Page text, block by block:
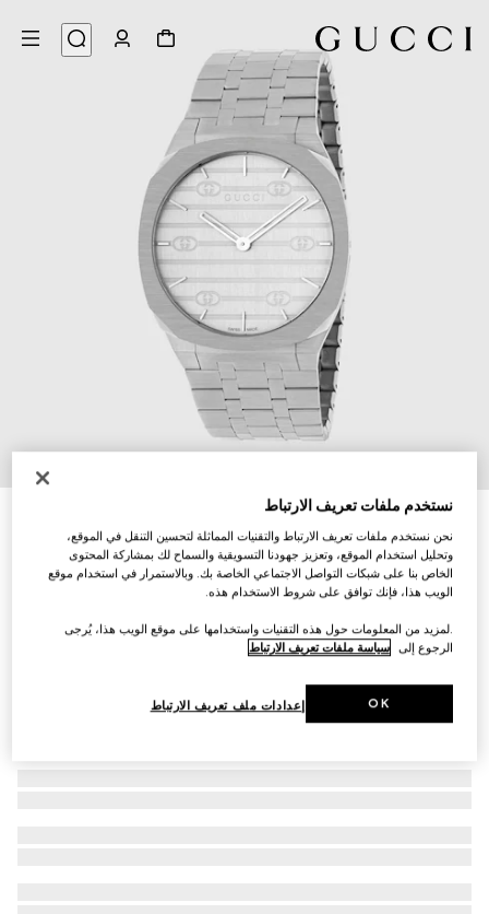
نستخدم ملفات تعريف الارتباط
نحن نستخدم ملفات تعريف الارتباط والتقنيات المماثلة لتحسين التنقل في الموقع،
وتحليل استخدام الموقع، وتعزيز جهودنا التسويقية والسماح لك بمشاركة المحتوى
الخاص بنا على شبكات التواصل الاجتماعي الخاصة بك. وبالاستمرار في استخدام موقع
الويب هذا، فإنك توافق على شروط الاستخدام هذه.
.لمزيد من المعلومات حول هذه التقنيات واستخدامها على موقع الويب هذا، يُرجى
الرجوع إلى سياسة ملفات تعريف الارتباط
إعدادات ملف تعريف الارتباط OK